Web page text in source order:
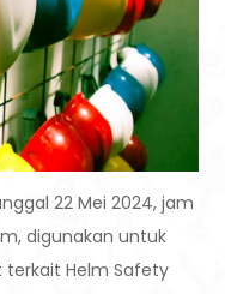
22 Mei 2024, jam
digunakan untuk
terkait Helm Safety